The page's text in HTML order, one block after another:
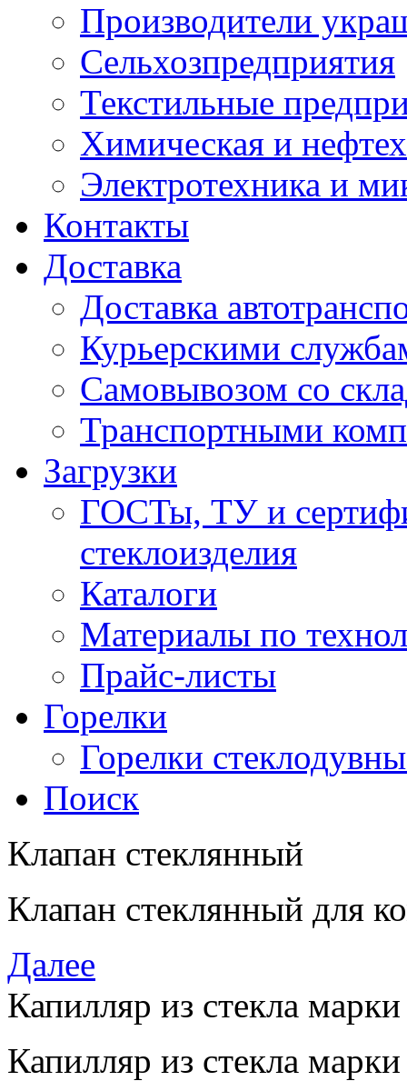
Производители
Сельхозпредприятия
Текстильные
Химическая и
Электротехника и
Контакты
Доставка
Доставка
Курьерскими
Самовывозом со
Транспортными
Загрузки
ГОСТы, ТУ и
стеклоизделия
Каталоги
Материалы по
Прайс-листы
Горелки
Горелки
Поиск
Клапан стеклянный
Клапан стеклянный для
Далее
Капилляр из стекла
Капилляр из стекла